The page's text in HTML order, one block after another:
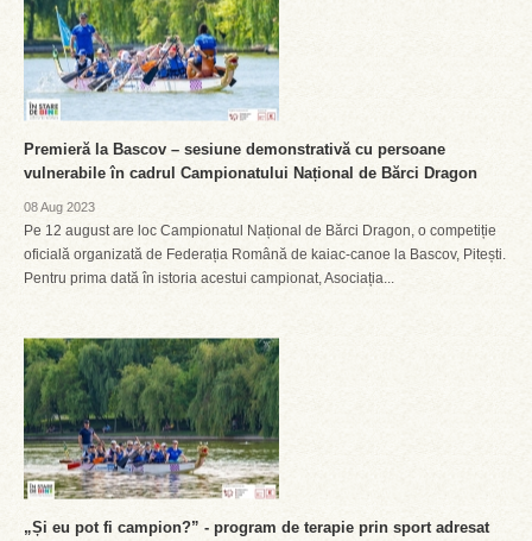
Premieră la Bascov – sesiune demonstrativă cu persoane
vulnerabile în cadrul Campionatului Național de Bărci Dragon
08 Aug 2023
Pe 12 august are loc Campionatul Național de Bărci Dragon, o competiție
oficială organizată de Federația Română de kaiac-canoe la Bascov, Pitești.
Pentru prima dată în istoria acestui campionat, Asociația...
„Și eu pot fi campion?” - program de terapie prin sport adresat